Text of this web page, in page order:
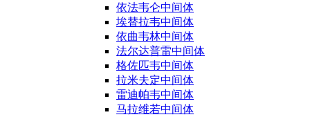
依法韦仑中间体
埃替拉韦中间体
依曲韦林中间体
法尔达普雷中间体
格佐匹韦中间体
拉米夫定中间体
雷迪帕韦中间体
马拉维若中间体